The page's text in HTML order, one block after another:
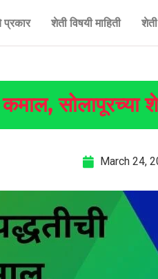
प्रकार शेती विषयी माहिती
कमाल, सोलापूरच्या
March 24,